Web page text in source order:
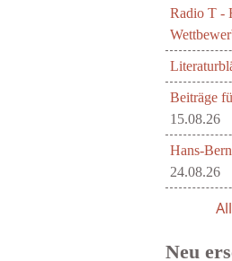
Radio T -
Beiträge
15.08.26
Hans-
24.08.26
Neu